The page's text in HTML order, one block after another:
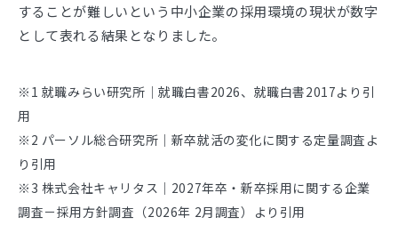
することが難しいという中小企業の採用環境の現状が数字
として表れる結果となりました。
※1 就職みらい研究所｜就職白書2026、就職白書2017より引
用
※2 パーソル総合研究所｜新卒就活の変化に関する定量調査よ
り引用
※3 株式会社キャリタス｜2027年卒・新卒採用に関する企業
調査－採用方針調査（2026年 2月調査）より引用